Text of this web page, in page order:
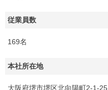
従業員数
169名
本社所在地
大阪府堺市堺区北向陽町2-1-25